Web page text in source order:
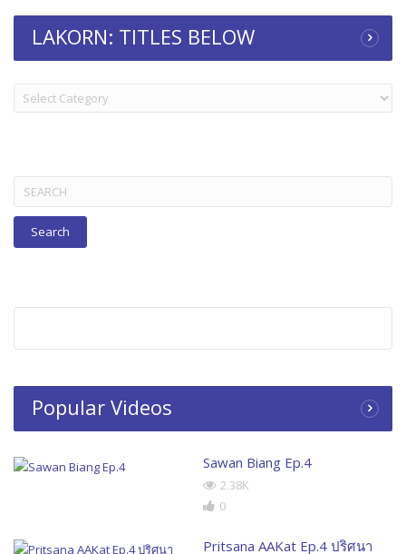
LAKORN: TITLES BELOW
LAKORN:
TITLES
Search
for:
Popular Videos
Sawan Biang Ep.4
2.38K
0
Pritsana AAKat Ep.4 ปริศนา